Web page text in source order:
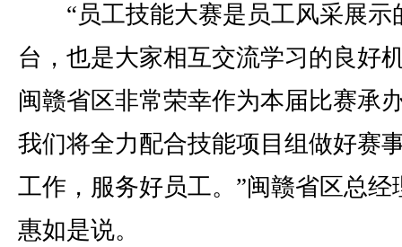
“员工技能大赛是员工风采展示
台，也是大家相互交流学习的良好
闽赣省区非常荣幸作为本届比赛承
我们将全力配合技能项目组做好赛
工作，服务好员工。”闽赣省区总经
惠如是说。